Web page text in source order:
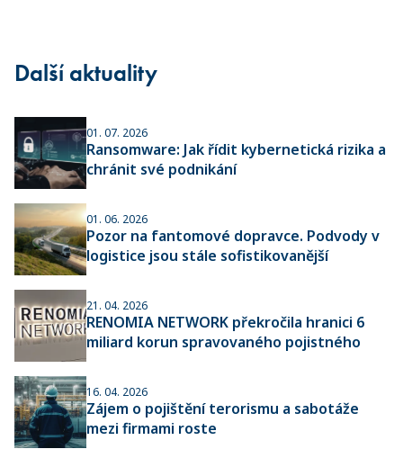
Další aktuality
01. 07. 2026
Ransomware: Jak řídit kybernetická rizika a
chránit své podnikání
01. 06. 2026
Pozor na fantomové dopravce. Podvody v
logistice jsou stále sofistikovanější
21. 04. 2026
RENOMIA NETWORK překročila hranici 6
miliard korun spravovaného pojistného
16. 04. 2026
Zájem o pojištění terorismu a sabotáže
mezi firmami roste